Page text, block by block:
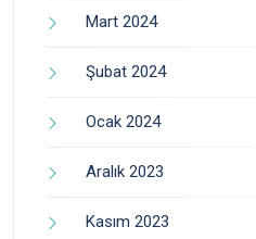
Mart 2024
Şubat 2024
Ocak 2024
Aralık 2023
Kasım 2023